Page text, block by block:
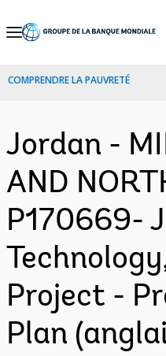
Skip
Navigation
COMPRENDRE LA PAUVRETÉ
Jordan -
AND
P170669-
Project -
Plan